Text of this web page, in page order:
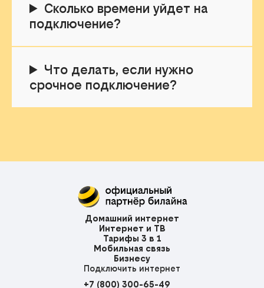
Сколько времени уйдет на
подключение?
Что делать, если нужно
срочное подключение?
Домашний интернет
Интернет и ТВ
Тарифы 3 в 1
Мобильная связь
Бизнесу
Подключить интернет
+7 (800) 300-65-49